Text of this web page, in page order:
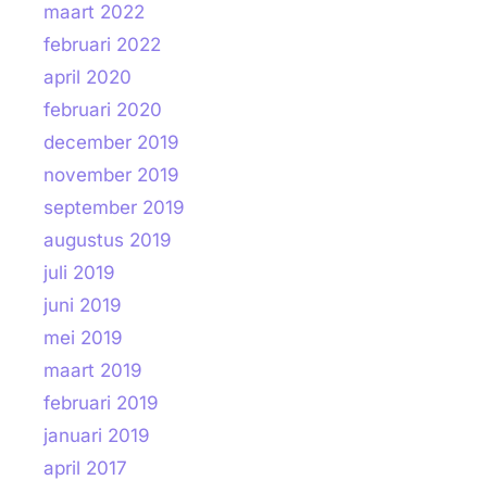
maart 2022
februari 2022
april 2020
februari 2020
december 2019
november 2019
september 2019
augustus 2019
juli 2019
juni 2019
mei 2019
maart 2019
februari 2019
januari 2019
april 2017